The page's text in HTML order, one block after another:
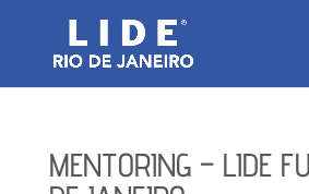
MENTORING – LIDE